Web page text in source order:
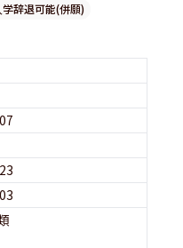
辞退可能(併願)